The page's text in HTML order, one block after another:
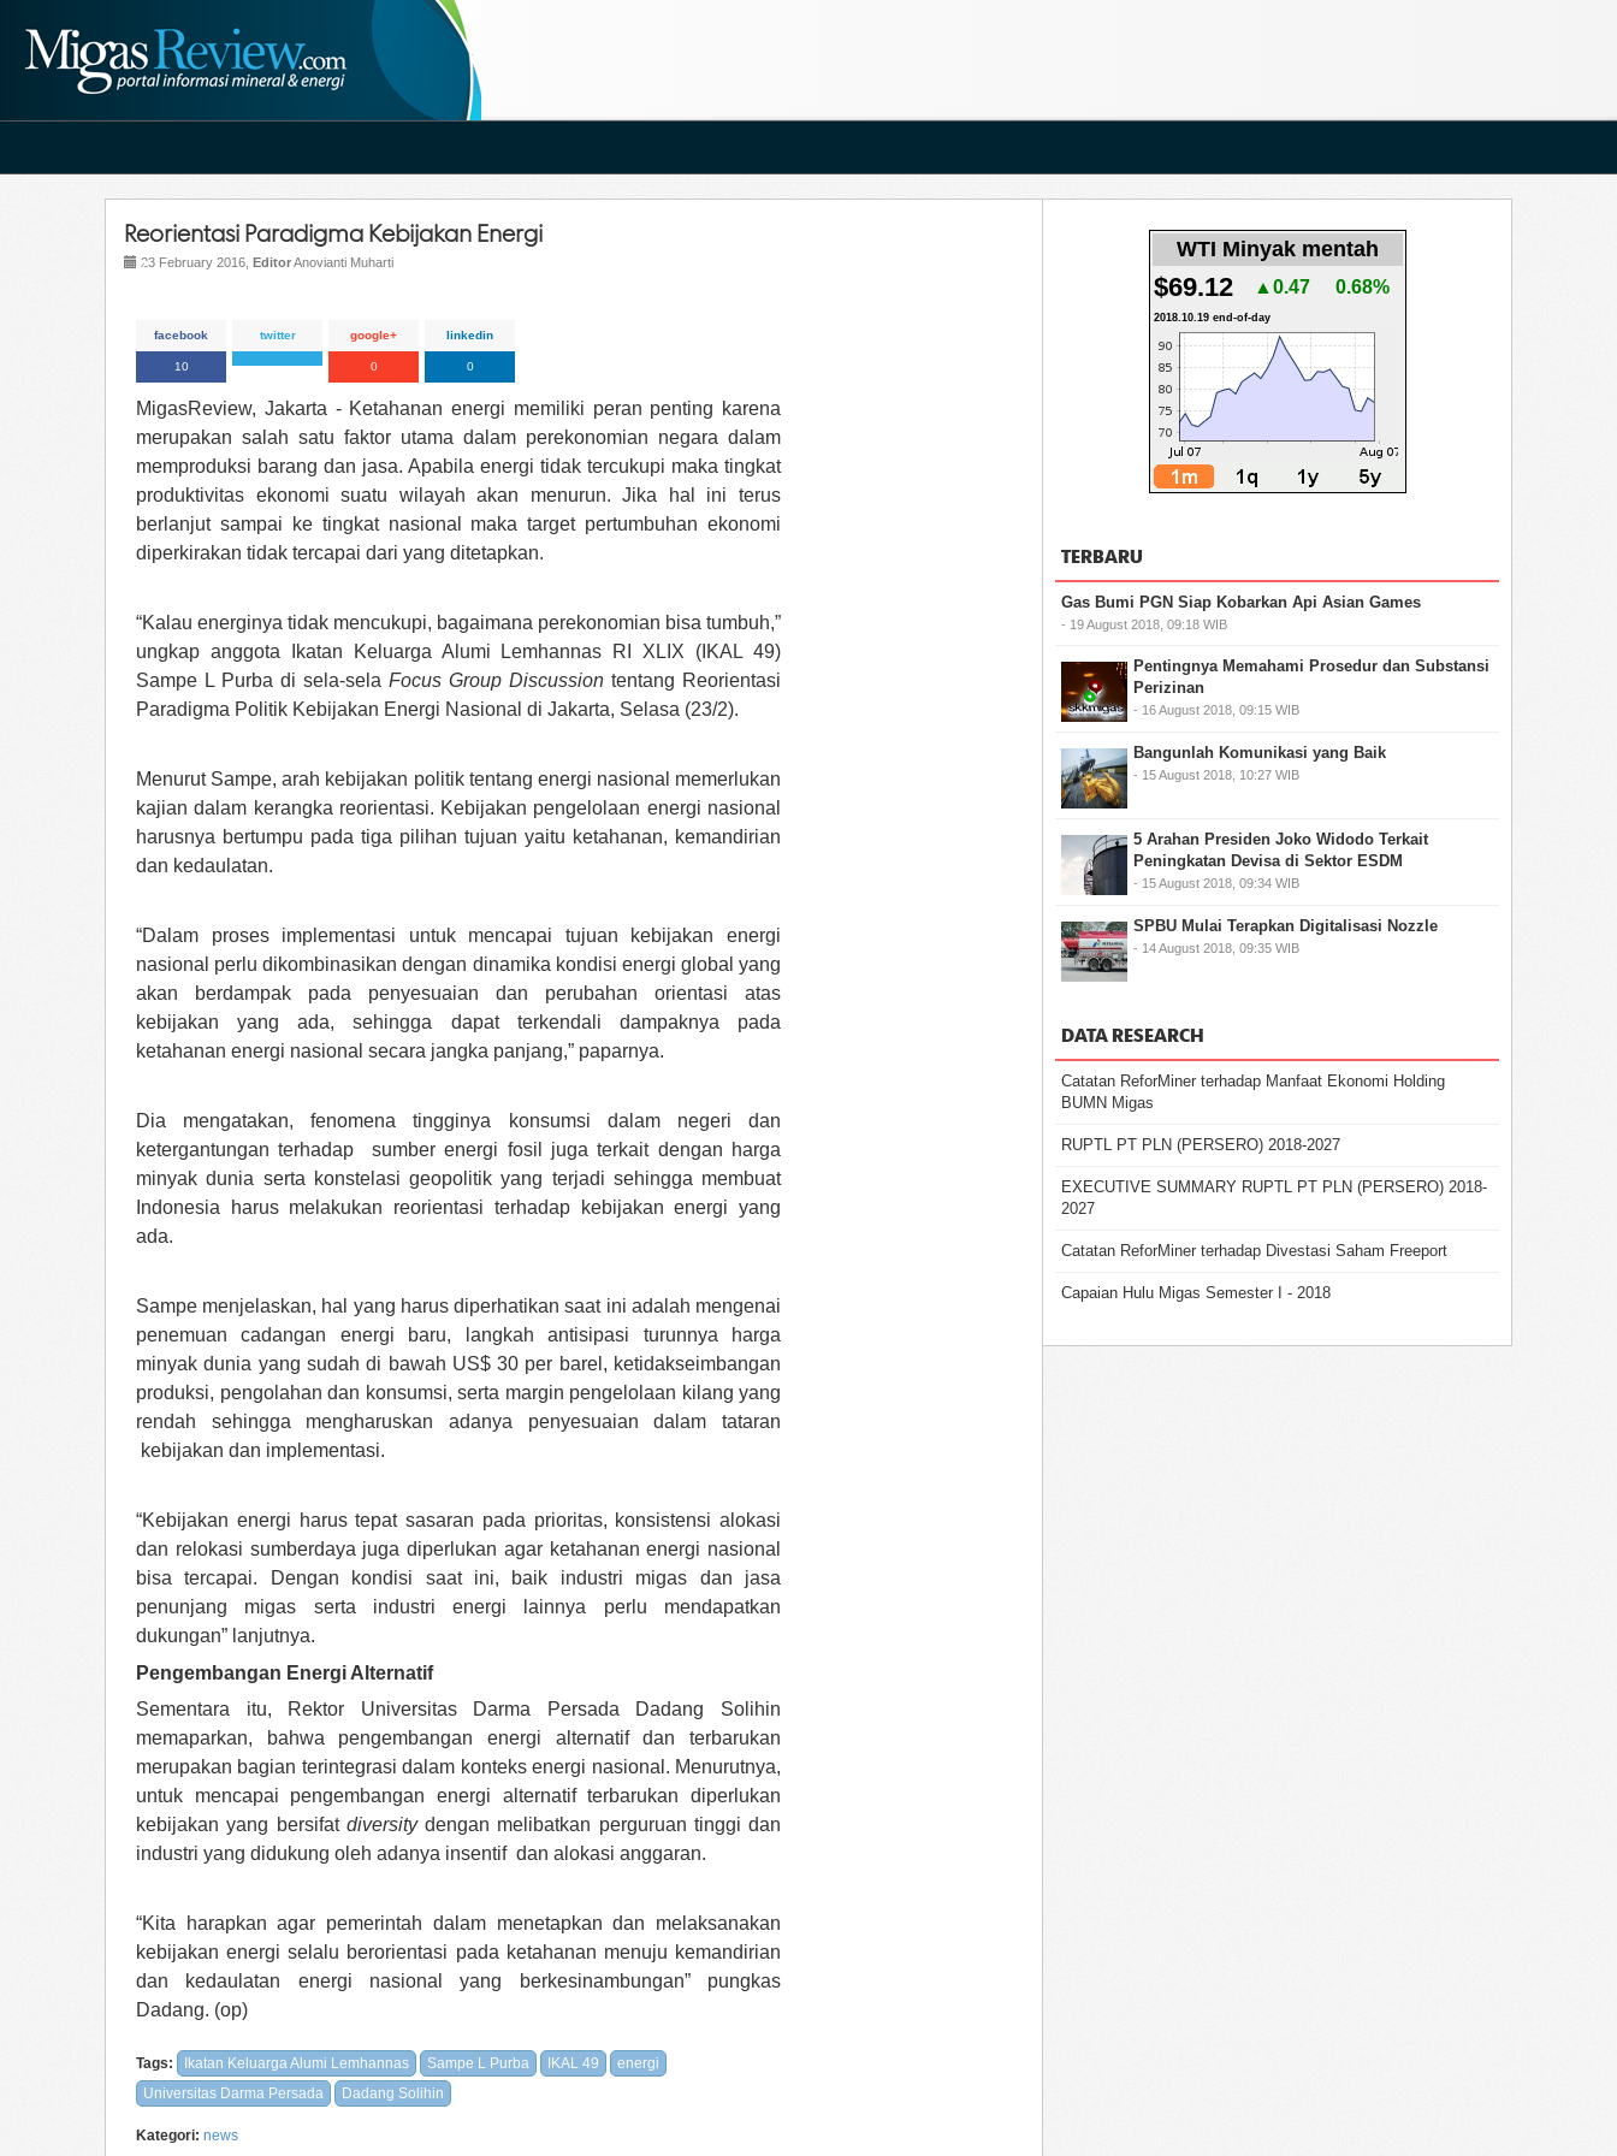
Reorientasi Paradigma Kebijakan Energi
23 February 2016, EditorAnovianti Muharti
facebook
10
twitter google+
0
linkedin
0
MigasReview, Jakarta - Ketahanan energi memiliki peran penting karena
merupakan salah satu faktor utama dalam perekonomian negara dalam
memproduksi barang dan jasa. Apabila energi tidak tercukupi maka tingkat
produktivitas ekonomi suatu wilayah akan menurun. Jika hal ini terus
berlanjut sampai ke tingkat nasional maka target pertumbuhan ekonomi
diperkirakan tidak tercapai dari yang ditetapkan.
“Kalau energinya tidak mencukupi, bagaimana perekonomian bisa tumbuh,”
ungkap anggota Ikatan Keluarga Alumi Lemhannas RI XLIX (IKAL 49)
Sampe L Purba di sela-sela Focus Group Discussion tentang Reorientasi
Paradigma Politik Kebijakan Energi Nasional di Jakarta, Selasa (23/2).
Menurut Sampe, arah kebijakan politik tentang energi nasional memerlukan
kajian dalam kerangka reorientasi. Kebijakan pengelolaan energi nasional
harusnya bertumpu pada tiga pilihan tujuan yaitu ketahanan, kemandirian
dan kedaulatan.
“Dalam proses implementasi untuk mencapai tujuan kebijakan energi
nasional perlu dikombinasikan dengan dinamika kondisi energi global yang
akan berdampak pada penyesuaian dan perubahan orientasi atas
kebijakan yang ada, sehingga dapat terkendali dampaknya pada
ketahanan energi nasional secara jangka panjang,” paparnya.
Dia mengatakan, fenomena tingginya konsumsi dalam negeri dan
ketergantungan terhadap sumber energi fosil juga terkait dengan harga
minyak dunia serta konstelasi geopolitik yang terjadi sehingga membuat
Indonesia harus melakukan reorientasi terhadap kebijakan energi yang
ada.
Sampe menjelaskan, hal yang harus diperhatikan saat ini adalah mengenai
penemuan cadangan energi baru, langkah antisipasi turunnya harga
minyak dunia yang sudah di bawah US$ 30 per barel, ketidakseimbangan
produksi, pengolahan dan konsumsi, serta margin pengelolaan kilang yang
rendah sehingga mengharuskan adanya penyesuaian dalam tataran
kebijakan dan implementasi.
“Kebijakan energi harus tepat sasaran pada prioritas, konsistensi alokasi
dan relokasi sumberdaya juga diperlukan agar ketahanan energi nasional
bisa tercapai. Dengan kondisi saat ini, baik industri migas dan jasa
penunjang migas serta industri energi lainnya perlu mendapatkan
dukungan” lanjutnya.
Pengembangan Energi Alternatif
Sementara itu, Rektor Universitas Darma Persada Dadang Solihin
memaparkan, bahwa pengembangan energi alternatif dan terbarukan
merupakan bagian terintegrasi dalam konteks energi nasional. Menurutnya,
untuk mencapai pengembangan energi alternatif terbarukan diperlukan
kebijakan yang bersifat diversitydengan melibatkan perguruan tinggi dan
industri yang didukung oleh adanya insentif dan alokasi anggaran.
“Kita harapkan agar pemerintah dalam menetapkan dan melaksanakan
kebijakan energi selalu berorientasi pada ketahanan menuju kemandirian
dan kedaulatan energi nasional yang berkesinambungan” pungkas
Dadang. (op)
Tags: Ikatan Keluarga Alumi Lemhannas Sampe L Purba IKAL 49
energi
Universitas Darma Persada
Dadang Solihin
Kategori: news
WTI Minyak mentah
$69.12 ▲0.47 0.68%
2018.10.19 end-of-day
TERBARU
Gas Bumi PGN Siap Kobarkan Api Asian Games
- 19 August 2018, 09:18 WIB
Pentingnya Memahami Prosedur dan Substansi
Perizinan
- 16 August 2018, 09:15 WIB
Bangunlah Komunikasi yang Baik
- 15 August 2018, 10:27 WIB
5 Arahan Presiden Joko Widodo Terkait
Peningkatan Devisa di Sektor ESDM
- 15 August 2018, 09:34 WIB
SPBU Mulai Terapkan Digitalisasi Nozzle
- 14 August 2018, 09:35 WIB
DATA RESEARCH
Catatan ReforMiner terhadap Manfaat Ekonomi Holding
BUMN Migas
RUPTL PT PLN (PERSERO) 2018-2027
EXECUTIVE SUMMARY RUPTL PT PLN (PERSERO) 2018-
2027
Catatan ReforMiner terhadap Divestasi Saham Freeport
Capaian Hulu Migas Semester I - 2018